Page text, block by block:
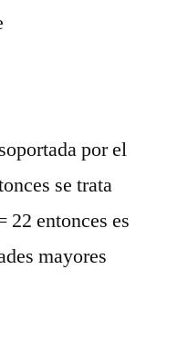
por el
se trata
22 entonces es
mayores